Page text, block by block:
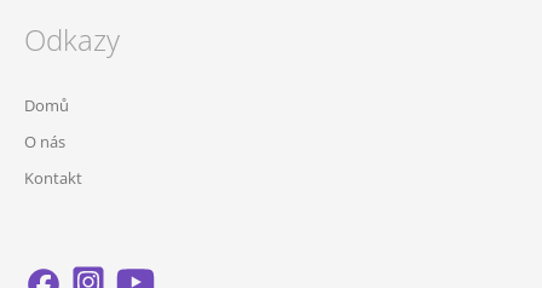
Odkazy
Domů
O nás
Kontakt